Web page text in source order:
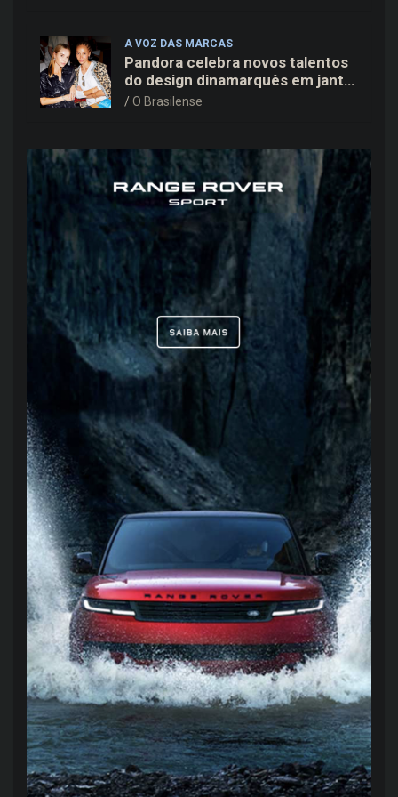
A VOZ DAS MARCAS
Pandora celebra novos talentos
do design dinamarquês em jantar
exclusivo no restaurante Daphne
O Brasilense